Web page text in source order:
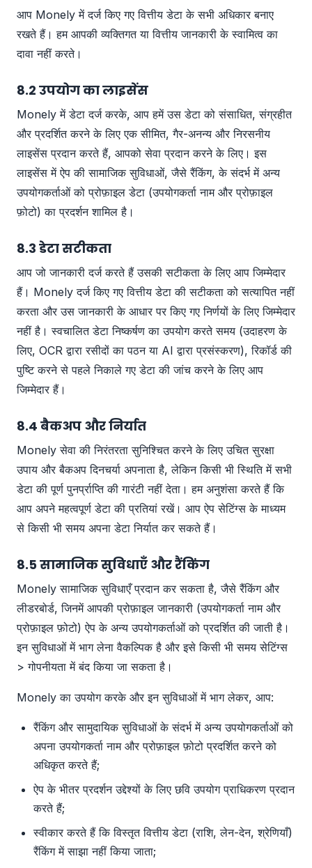
आप Monely में दर्ज किए गए वित्तीय डेटा के सभी अधिकार बनाए
रखते हैं। हम आपकी व्यक्तिगत या वित्तीय जानकारी के स्वामित्व का
दावा नहीं करते।
8.2 उपयोग का लाइसेंस
Monely में डेटा दर्ज करके, आप हमें उस डेटा को संसाधित, संग्रहीत
और प्रदर्शित करने के लिए एक सीमित, गैर-अनन्य और निरसनीय
लाइसेंस प्रदान करते हैं, आपको सेवा प्रदान करने के लिए। इस
लाइसेंस में ऐप की सामाजिक सुविधाओं, जैसे रैंकिंग, के संदर्भ में अन्य
उपयोगकर्ताओं को प्रोफ़ाइल डेटा (उपयोगकर्ता नाम और प्रोफ़ाइल
फ़ोटो) का प्रदर्शन शामिल है।
8.3 डेटा सटीकता
आप जो जानकारी दर्ज करते हैं उसकी सटीकता के लिए आप जिम्मेदार
हैं। Monely दर्ज किए गए वित्तीय डेटा की सटीकता को सत्यापित नहीं
करता और उस जानकारी के आधार पर किए गए निर्णयों के लिए जिम्मेदार
नहीं है। स्वचालित डेटा निष्कर्षण का उपयोग करते समय (उदाहरण के
लिए, OCR द्वारा रसीदों का पठन या AI द्वारा प्रसंस्करण), रिकॉर्ड की
पुष्टि करने से पहले निकाले गए डेटा की जांच करने के लिए आप
जिम्मेदार हैं।
8.4 बैकअप और निर्यात
Monely सेवा की निरंतरता सुनिश्चित करने के लिए उचित सुरक्षा
उपाय और बैकअप दिनचर्या अपनाता है, लेकिन किसी भी स्थिति में सभी
डेटा की पूर्ण पुनर्प्राप्ति की गारंटी नहीं देता। हम अनुशंसा करते हैं कि
आप अपने महत्वपूर्ण डेटा की प्रतियां रखें। आप ऐप सेटिंग्स के माध्यम
से किसी भी समय अपना डेटा निर्यात कर सकते हैं।
8.5 सामाजिक सुविधाएँ और रैंकिंग
Monely सामाजिक सुविधाएँ प्रदान कर सकता है, जैसे रैंकिंग और
लीडरबोर्ड, जिनमें आपकी प्रोफ़ाइल जानकारी (उपयोगकर्ता नाम और
प्रोफ़ाइल फ़ोटो) ऐप के अन्य उपयोगकर्ताओं को प्रदर्शित की जाती है।
इन सुविधाओं में भाग लेना वैकल्पिक है और इसे किसी भी समय सेटिंग्स
> गोपनीयता में बंद किया जा सकता है।
Monely का उपयोग करके और इन सुविधाओं में भाग लेकर, आप:
रैंकिंग और सामुदायिक सुविधाओं के संदर्भ में अन्य उपयोगकर्ताओं को
अपना उपयोगकर्ता नाम और प्रोफ़ाइल फ़ोटो प्रदर्शित करने को
अधिकृत करते हैं;
ऐप के भीतर प्रदर्शन उद्देश्यों के लिए छवि उपयोग प्राधिकरण प्रदान
करते हैं;
स्वीकार करते हैं कि विस्तृत वित्तीय डेटा (राशि, लेन-देन, श्रेणियाँ)
रैंकिंग में साझा नहीं किया जाता;